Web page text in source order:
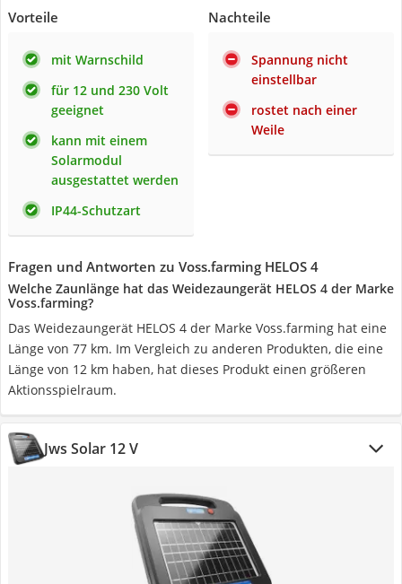
Vorteile
mit Warnschild
für 12 und 230 Volt
geeignet
kann mit einem
Solarmodul
ausgestattet werden
IP44-Schutzart
Nachteile
Spannung nicht
einstellbar
rostet nach einer
Weile
Fragen und Antworten zu Voss.farming HELOS 4
Welche Zaunlänge hat das Weidezaungerät HELOS 4 der Marke
Voss.farming?
Das Weidezaungerät HELOS 4 der Marke Voss.farming hat eine
Länge von 77 km. Im Vergleich zu anderen Produkten, die eine
Länge von 12 km haben, hat dieses Produkt einen größeren
Aktionsspielraum.
Jws Solar 12 V